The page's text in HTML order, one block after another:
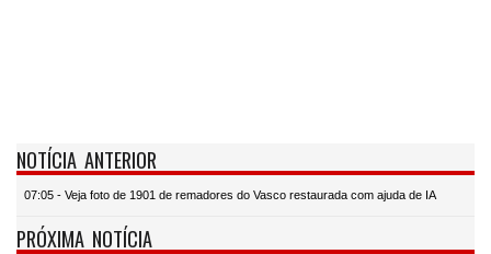
NOTÍCIA ANTERIOR
07:05 - Veja foto de 1901 de remadores do Vasco restaurada com ajuda de IA
PRÓXIMA NOTÍCIA